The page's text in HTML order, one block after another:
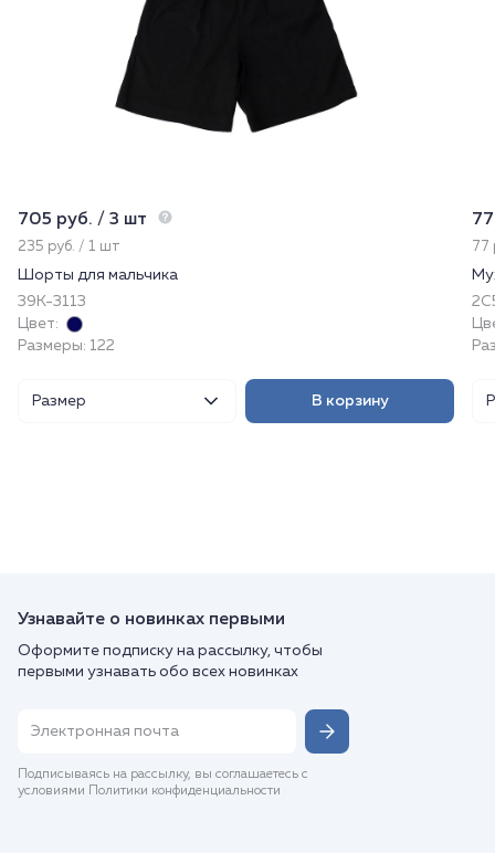
705 руб. / 3 шт
235 руб. / 1 шт
Шорты для мальчика
39К-3113
Цвет:
Размеры: 122
Размер В корзину
77
Узнавайте о новинках первыми
Оформите подписку на рассылку, чтобы
первыми узнавать обо всех новинках
Подписываясь на рассылку, вы соглашаетесь с
условиями Политики конфиденциальности